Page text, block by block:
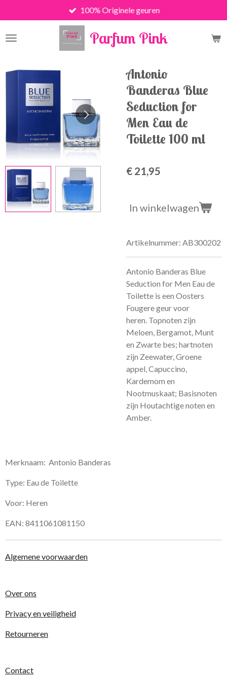
direct
naar
Parfum Pink
100% Originele geuren
Antonio
Banderas Blue
Seduction for
Men Eau de
Toilette 100 ml
€ 21,95
In winkelwagen
Artikelnummer: AB300202
Antonio Banderas Blue
Seduction for Men Eau de
Toilette is een Oosters
Fougere geur voor
heren. Topnoten zijn
Meloen, Bergamot, Munt
en Zwarte bes; hartnoten
zijn Zeewater, Groene
appel, Capuccino,
Kardemom en
Nootmuskaat; Basisnoten
zijn Houtachtige noten en
Amber.
Merknaam: Antonio Banderas
Type: Eau de Toilette
Voor: Heren
EAN: 8411061081150
Algemene voorwaarden
Over ons
Privacy en veiligheid
Retourneren
Contact